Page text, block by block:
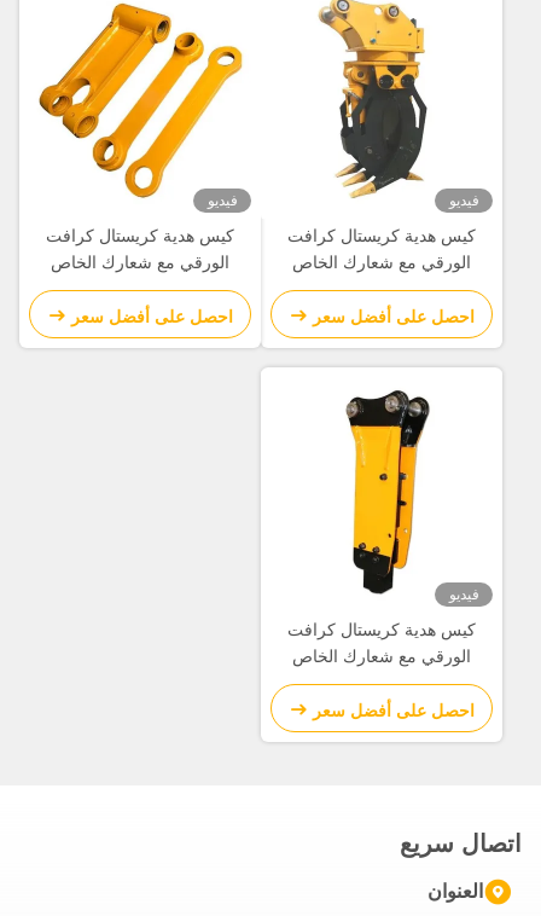
فيديو
كيس هدية كريستال كرافت
الورقي مع شعارك الخاص
لحفلة عيد الميلاد الزخرفية
احصل على أفضل سعر
فيديو
كيس هدية كريستال كرافت
الورقي مع شعارك الخاص
لحفلة عيد الميلاد الزخرفية
احصل على أفضل سعر
فيديو
كيس هدية كريستال كرافت
الورقي مع شعارك الخاص
لحفلة عيد الميلاد الزخرفية
احصل على أفضل سعر
اتصال سريع
العنوان